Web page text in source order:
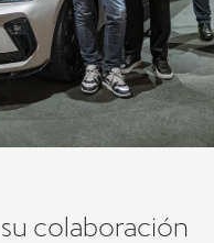
colaboración